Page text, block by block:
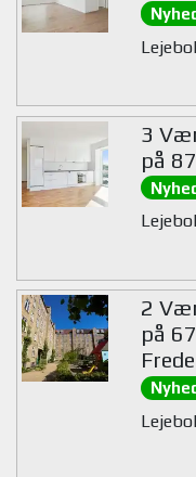
3
på
2
på